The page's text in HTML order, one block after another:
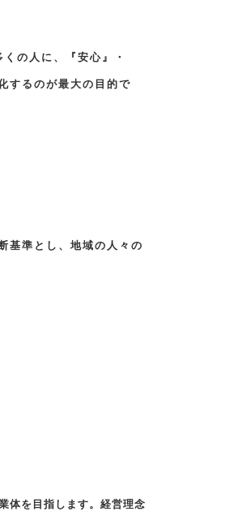
の人に、『安心』・
するのが最大の目的で
基準とし、地域の人々の
体を目指します。経営理念